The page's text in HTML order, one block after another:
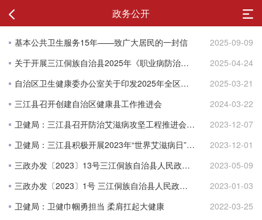
政务公开
基本公共卫生服务15年——致广大居民的一封信
2025-09-09
关于开展三江侗族自治县2025年《职业病防治法》宣传周活动的通知
2025-04-24
自治区卫生健康委办公室关于印发2025年全区人口监测与家庭发展工作要点的通知
2025-03-21
三江县召开创建自治区健康县工作推进会
2024-03-22
卫健局：三江县召开防治艾滋病攻坚工程推进会暨冬春季传染病防控工作布置会
2023-12-07
卫健局：三江县积极开展2023年“世界艾滋病日”宣传活动
2023-12-01
三政办发〔2023〕13号三江侗族自治县人民政府办公室关于印发《三江侗族自治县药品和医疗器械安全突发事件应急预案（2023年修订）》的通知
2023-05-09
三政办发〔2023〕1号 三江侗族自治县人民政府办公室 关于印发《三江侗族自治县改革完善 医疗卫生行业综合监管制度实施方案》的通知
2023-01-03
卫健局：卫健巾帼勇担当 柔肩扛起大健康
2022-03-25